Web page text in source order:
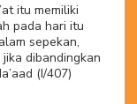
itu memiliki
pada hari itu
sepekan,
dibandingkan
(I/407)